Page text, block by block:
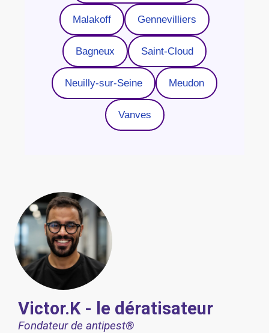
Malakoff Gennevilliers
Bagneux Saint-Cloud
Neuilly-sur-Seine Meudon
Vanves
Victor.K - le dératisateur
Fondateur de antipest®